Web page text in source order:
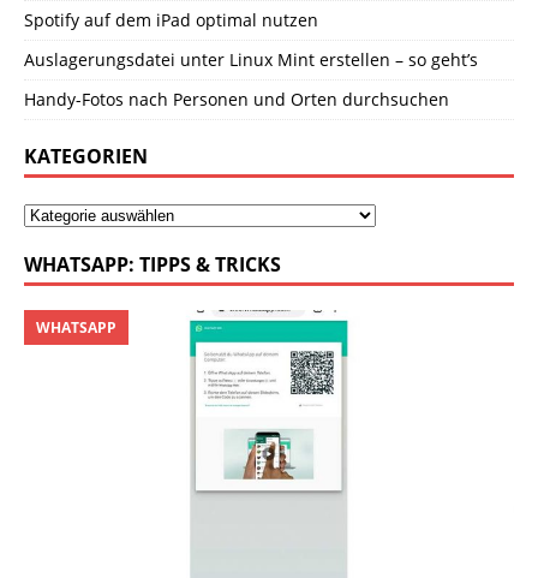
Spotify auf dem iPad optimal nutzen
Auslagerungsdatei unter Linux Mint erstellen – so geht’s
Handy-Fotos nach Personen und Orten durchsuchen
KATEGORIEN
WHATSAPP: TIPPS & TRICKS
WHATSAPP